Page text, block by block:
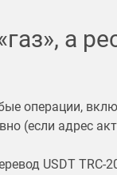
а
операции,
(если адрес
USDT